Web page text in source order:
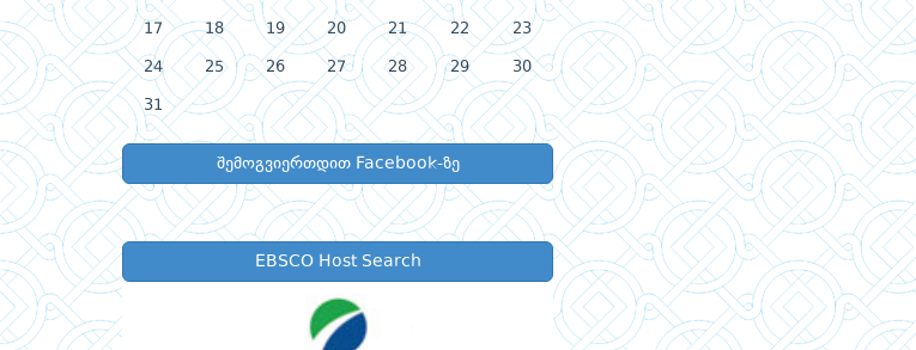
17 18 19 20 21 22 23
24 25 26 27 28 29 30
31
შემოგვიერთდით Facebook-ზე
EBSCO Host Search